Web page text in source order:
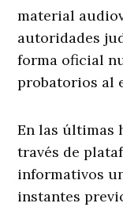
material
autoridades
forma oficial
probatorios al
En las últimas
través de
informativos
instantes